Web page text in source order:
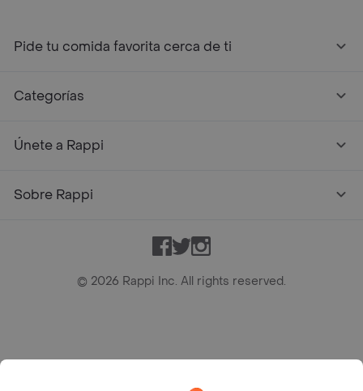
Pide tu comida favorita cerca de ti
Categorías
Únete a Rappi
Sobre Rappi
Facebook
TwitterInstagram
© 2026 Rappi Inc. All rights reserved.
Bogotá D.C. --- notificacionesrappi@rappi.com